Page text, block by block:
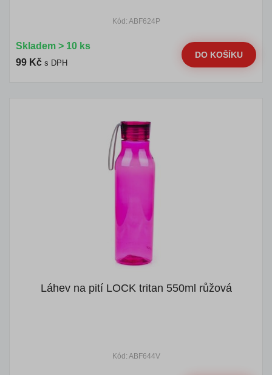
Kód: ABF624P
Skladem > 10 ks
99 Kč s DPH
DO KOŠÍKU
Láhev na pití LOCK tritan 550ml růžová
Kód: ABF644V